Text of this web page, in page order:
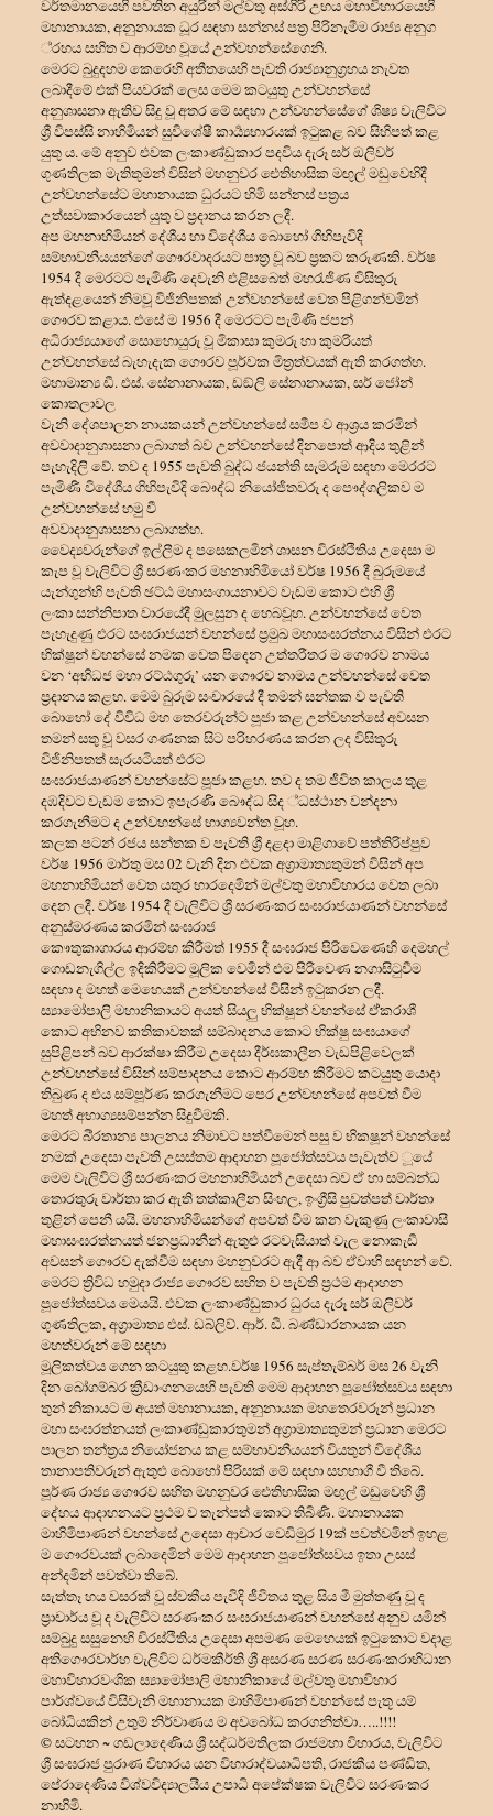
වර්තමානයෙහි පවතින අයුරින් මල්වතු අස්ගිරි උභය මහාවිහාරයෙහි
මහානායක, අනුනායක ධූර සඳහා සන්නස් පත්ර පිරිනැමීම රාජ්ය අනුග
්රහය සහිත ව ආරම්භ වූයේ උන්වහන්සේගෙනි.
මෙරට බුදුදහම කෙරෙහි අතීතයෙහි පැවති රාජ්යානුග්රහය නැවත
ලබාදීමේ එක් පියවරක් ලෙස මෙම කටයුතු උන්වහන්සේ
අනුශාසනා ඇතිව සිදු වූ අතර මේ සඳහා උන්වහන්සේගේ ශිෂ්ය වැලිවිට
ශ්රී විපස්සි නාහිමියන් සුවිශේෂී කාර්යභාරයක් ඉටුකළ බව සිහිපත් කළ
යුතු ය. මේ අනුව එවක ලංකාණ්ඩුකාර පදවිය දැරූ සර් ඔලිවර්
ගුණතිලක මැතිතුමන් විසින් මහනුවර ඓතිහාසික මඟුල් මඩුවෙහිදී
උන්වහන්සේට මහානායක ධුරයට හිමි සන්නස් පත්රය
උත්සවාකාරයෙන් යුතු ව ප්රදානය කරන ලදී.
අප මහනාහිමියන් දේශීය හා විදේශීය බොහෝ ගිහිපැවිදි
සම්භාවනීයයන්ගේ ගෞරවාදරයට පාත්ර වූ බව ප්රකට කරුණකි. වර්ෂ
1954 දී මෙරටට පැමිණි දෙවැනි එළිසබෙත් මහරැජිණ විසිතුරු
ඇත්දළයෙන් නිමවූ විජිනිපතක් උන්වහන්සේ වෙත පිළිගන්වමින්
ගෞරව කළාය. එසේ ම 1956 දී මෙරටට පැමිණි ජපන්
අධිරාජ්යයාගේ සොහොයුරු වූ මිකාසා කුමරු හා කුමරියත්
උන්වහන්සේ බැහැදැක ගෞරව පූර්වක මිත්රත්වයක් ඇති කරගත්හ.
මහාමාන්ය ඩී. එස්. සේනානායක, ඩඞ්ලි සේනානායක, සර් ජෝන්
කොතලාවල
වැනි දේශපාලන නායකයන් උන්වහන්සේ සමීප ව ආශ්රය කරමින්
අවවාදානුශාසනා ලබාගත් බව උන්වහන්සේ දිනපොත් ආදිය තුළින්
පැහැදිලි වේ. තව ද 1955 පැවති බුද්ධ ජයන්ති සැමරුම සඳහා මෙරරට
පැමිණි විදේශීය ගිහිපැවිදි බෞද්ධ නියෝජිතවරු ද පෞද්ගලිකව ම
උන්වහන්සේ හමු වී
අවවාදානුශාසනා ලබාගත්හ.
වෛද්යවරුන්ගේ ඉල්ලීම ද පසෙකලමින් ශාසන චිරස්ථිතිය උදෙසා ම
කැප වූ වැලිවිට ශ්රී සරණංකර මහනාහිමියෝ වර්ෂ 1956 දී බුරුමයේ
යැන්ගුන්හි පැවති ඡට්ඨ මහාසංගායනාවට වැඩම කොට එහි ශ්
ලංකා සන්නිපාත වාරයේදී මුලසුන ද හෙබවූහ. උන්වහන්සේ වෙත
පැහැදුණු එරට සංඝරාජයන් වහන්සේ ප්රමුඛ මහාසංඝරත්නය විසින් එරට
භික්ෂූන් වහන්සේ නමක වෙත පිදෙන උත්තරීතර ම ගෞරව නාමය
වන ‘අභිධජ මහා රට්ඨගුරු’ යන ගෞරව නාමය උන්වහන්සේ වෙත
ප්රදානය කළහ. මෙම බුරුම සංචාරයේ දී තමන් සන්තක ව පැවති
බොහෝ දේ විවිධ මහ තෙරවරුන්ට පූජා කළ උන්වහන්සේ අවසන
තමන් සතු වූ වසර ගණනක සිට පරිහරණය කරන ලද විසිතුරු
විජිනිපතත් සැරයටියත් එරට
සංඝරාජයාණන් වහන්සේට පූජා කළහ. තව ද තම ජීවිත කාලය තුළ
දඹදිවට වැඩම කොට ඉපැරණි බෞද්ධ සිද ්ධස්ථාන වන්දනා
කරගැනීමට ද උන්වහන්සේ භාග්යවන්ත වූහ.
කලක පටන් රජය සන්තක ව පැවති ශ්රී දළදා මාළිගාවේ පත්තිරිප්පුව
වර්ෂ 1956 මාර්තු මස 02 වැනි දින එවක අග්රාමාත්යතුමන් විසින් අප
මහනාහිමියන් වෙත යතුර භාරදෙමින් මල්වතු මහාවිහාරය වෙත ලබා
දෙන ලදී. වර්ෂ 1954 දී වැලිවිට ශ්රී සරණංකර සංඝරාජයාණන් වහන්සේ
අනුස්මරණය කරමින් සංඝරාජ
කෞතුකාගාරය ආරම්භ කිරීමත් 1955 දී සංඝරාජ පිරිවෙණෙහි දෙමහල්
ගොඩනැගිල්ල ඉදිකිරීමට මූලික වෙමින් එම පිරිවෙණ නගාසිටුවීම
සඳහා ද මහත් මෙහෙයක් උන්වහන්සේ විසින් ඉටුකරන ලදී.
ස්යාමෝපාලි මහානිකායට අයත් සියලු භික්ෂූන් වහන්සේ ඒ්කරාශී
කොට අභිනව කතිකාවතක් සම්බාදනය කොට භික්ෂු සංඝයාගේ
සුපිළිපන් බව ආරක්ෂා කිරීම උදෙසා දීර්ඝකාලීන වැඩපිළිවෙලක්
උන්වහන්සේ විසින් සම්පාදනය කොට ආරම්භ කිරීමට කටයුතු යොදා
තිබුණ ද එය සම්පූර්ණ කරගැනීමට පෙර උන්වහන්සේ අපවත් වීම
මහත් අභාග්යසම්පන්න සිදුවීමකි.
මෙරට බි්රතාන්ය පාලනය නිමාවට පත්වීමෙන් පසු ව භිකෂූන් වහන්සේ
නමක් උදෙසා පැවති උසස්තම ආදාහන පූජෝත්සවය පැවැත්ව ූයේ
මෙම වැලිවිට ශ්රී සරණංකර මහනාහිමියන් උදෙසා බව ඒ හා සම්බන්ධ
තොරතුරු වාර්තා කර ඇති තත්කාලීන සිංහල, ඉංග්රීසි පුවත්පත් වාර්තා
තුළින් පෙනී යයි. මහනාහිමියන්ගේ අපවත් වීම කන වැකුණු ලංකාවාසී
මහාසංඝරත්නයත් ජනප්රධානීන් ඇතුළු රටවැසියාත් වැල නොකැඩී
අවසන් ගෞරව දැක්වීම සඳහා මහනුවරට ඇදී ආ බව ඒවාහි සඳහන් වේ.
මෙරට ත්රිවිධ හමුදා රාජ්ය ගෞරව සහිත ව පැවති ප්රථම ආදාහන
පූජෝත්සවය මෙයයි. එවක ලංකාණ්ඩුකාර ධුරය දැරූ සර් ඔලිවර්
ගුණතිලක, අග්රාමාත්ය එස්. ඩබ්ලිව්. ආර්. ඩී. බණ්ඩාරනායක යන
මහත්වරුන් මේ සඳහා
මූලිකත්වය ගෙන කටයුතු කළහ.වර්ෂ 1956 සැප්තැම්බර් මස 26 වැනි
දින බෝගම්බර ක්රීඩාංගනයෙහි පැවති මෙම ආදාහන පූජෝත්සවය සඳහා
තුන් නිකායට ම අයත් මහානායක, අනුනායක මහතෙරවරුන් ප්රධාන
මහා සංඝරත්නයත් ලංකාණ්ඩුකාරතුමන් අග්රාමාත්යතුමන් ප්රධාන මෙරට
පාලන තන්ත්රය නියෝජනය කළ සම්භාවනීයයන් වියතුන් විදේශීය
තානාපතිවරුන් ඇතුළු බොහෝ පිරිසක් මේ සඳහා සහභාගී වී තිබේ.
පූර්ණ රාජ්ය ගෞරව සහිත මහනුවර ඓතිහාසික මඟුල් මඩුවෙහි ශ්රී
දේහය ආදාහනයට ප්රථම ව තැන්පත් කොට තිබිණි. මහානායක
මාහිමිපාණන් වහන්සේ උදෙසා ආචාර වෙඩිමුර 19ක් පවත්වමින් ඉහළ
ම ගෞරවයක් ලබාදෙමින් මෙම ආදාහන පූජෝත්සවය ඉතා උසස්
අන්දමින් පවත්වා තිබේ.
සැත්තෑ හය වසරක් වූ ස්වකීය පැවිදි ජීවිතය තුළ සිය මී මුත්තණු වූ ද
ප්රාචාර්ය වූ ද වැලිවිට සරණංකර සංඝරාජයාණන් වහන්සේ අනුව යමින්
සම්බුදු සසුනෙහි චිරස්ථිතිය උදෙසා අපමණ මෙහෙයක් ඉටුකොට වදාළ
අතිගෞරවාර්හ වැලිවිට ධර්මකීර්ති ශ්රී අසරණ සරණ සරණංකරාභිධාන
මහාවිහාරවංශික ස්යාමෝපාලි මහානිකායේ මල්වතු මහාවිහාර
පාර්ශ්වයේ විසිවැනි මහානායක මාහිමිපාණන් වහන්⁣සේ පැතූ යම්
බෝධියකින් උතුම් නිර්වාණය ම අවබෝධ කරගනිත්වා…..!!!!
© සටහන ~ ගඩලාදෙණිය ශ්රී සද්ධර්මතිලක රාජමහා විහාරය, වැලිවිට
ශ්රී සංඝරාජ පුරාණ විහාරය යන විහාරාද්වයාධිපති, රාජකීය පණ්ඩිත,
පේරාදෙණිය විශ්වවිද්යාලයීය උපාධි අපේක්ෂක වැලිවිට සරණංකර
නාහිමි.